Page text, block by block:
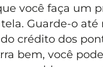
você faça um
Guarde-o até
crédito dos
bem, você